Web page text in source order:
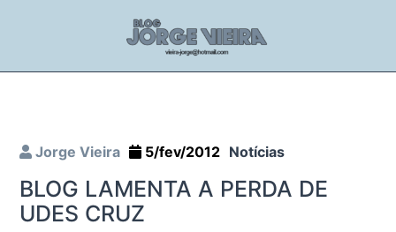
Jorge Vieira 5/fev/2012 Notícias
BLOG LAMENTA A PERDA DE
UDES CRUZ